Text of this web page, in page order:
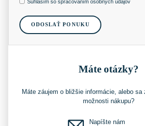
Súhlasím so spracovaním osobných údajov
ODOSLAŤ PONUKU
Máte otázky?
Máte záujem o bližšie informácie, alebo
možnosti nákupu?
Napíšte nám